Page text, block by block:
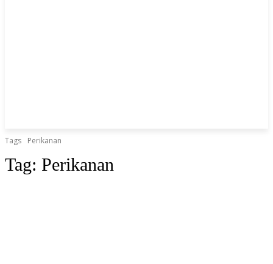
Tags Perikanan
Tag: Perikanan